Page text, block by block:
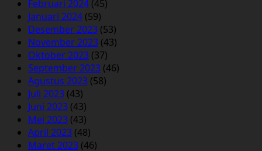
Februari 2024 (45)
Januari 2024 (59)
Desember 2023 (53)
November 2023 (43)
Oktober 2023 (37)
September 2023 (46)
Agustus 2023 (58)
Juli 2023 (43)
Juni 2023 (43)
Mei 2023 (43)
April 2023 (48)
Maret 2023 (46)